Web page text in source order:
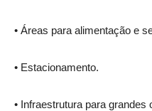
• Áreas para alimentação e
• Estacionamento.
• Infraestrutura para